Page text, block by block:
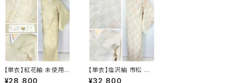
【単衣】紅花紬 未使用
横縞 小紋 正絹 黄緑 青
¥28,800
【単衣】塩沢紬 市松 小
紋 正絹 白 アイボリー 1
¥32,800